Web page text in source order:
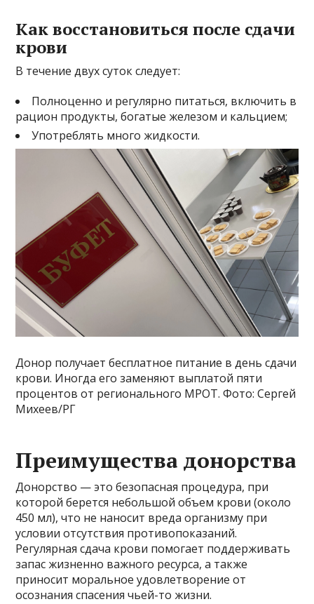
Как восстановиться после сдачи
крови
В течение двух суток следует:
Полноценно и регулярно питаться, включить в
рацион продукты, богатые железом и кальцием;
Употреблять много жидкости.
Донор получает бесплатное питание в день сдачи
крови. Иногда его заменяют выплатой пяти
процентов от регионального МРОТ. Фото: Сергей
Михеев/РГ
Преимущества донорства
Донорство — это безопасная процедура, при
которой берется небольшой объем крови (около
450 мл), что не наносит вреда организму при
условии отсутствия противопоказаний.
Регулярная сдача крови помогает поддерживать
запас жизненно важного ресурса, а также
приносит моральное удовлетворение от
осознания спасения чьей-то жизни.